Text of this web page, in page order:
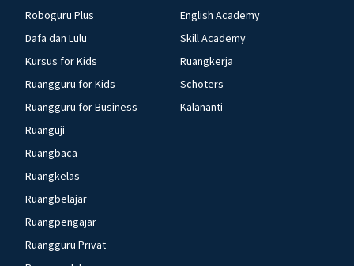
Roboguru Plus
Dafa dan Lulu
Kursus for Kids
Ruangguru for Kids
Ruangguru for Business
Ruanguji
Ruangbaca
Ruangkelas
Ruangbelajar
Ruangpengajar
Ruangguru Privat
English Academy
Skill Academy
Ruangkerja
Schoters
Kalananti